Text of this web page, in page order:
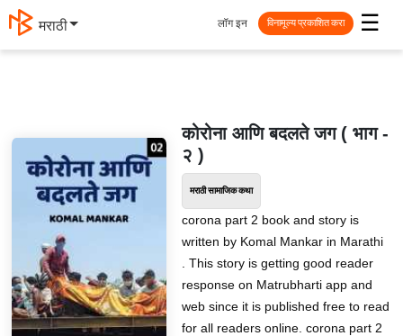
मराठी ☰
लॉग इन विनामूल्य प्रकाशित करा
कोरोना आणि बदलते जग ( भाग -
२ )
मराठी सामाजिक कथा
corona part 2 book and story is
written by Komal Mankar in Marathi
. This story is getting good reader
response on Matrubharti app and
web since it is published free to read
for all readers online. corona part 2